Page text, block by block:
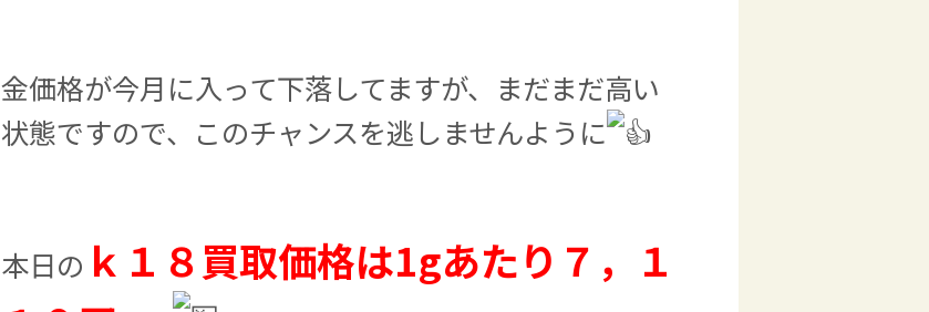
金価格が今月に入って下落してますが、まだまだ高い
状態ですので、このチャンスを逃しませんように
本日の ｋ１８買取価格は1gあたり７，１